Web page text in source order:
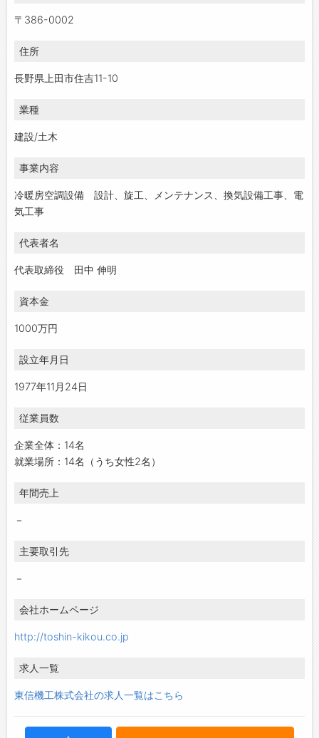
〒386-0002
住所
長野県上田市住吉11-10
業種
建設/土木
事業内容
冷暖房空調設備 設計、旋工、メンテナンス、換気設備工事、電
気工事
代表者名
代表取締役 田中 伸明
資本金
1000万円
設立年月日
1977年11月24日
従業員数
企業全体：14名
就業場所：14名（うち女性2名）
年間売上
－
主要取引先
－
会社ホームページ
http://toshin-kikou.co.jp
求人一覧
東信機工株式会社の求人一覧はこちら